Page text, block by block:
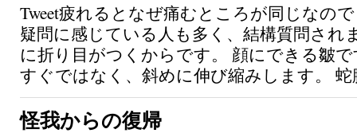
Tweet疲れるとなぜ痛むところが同じなの
疑問に感じている人も多く、結構質問され
に折り目がつくからです。 顔にできる皺
すぐではなく、斜めに伸び縮みします。
怪我からの復帰